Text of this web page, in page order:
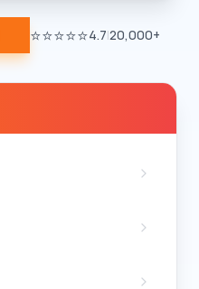
⭐⭐⭐⭐⭐4.7|20,000+